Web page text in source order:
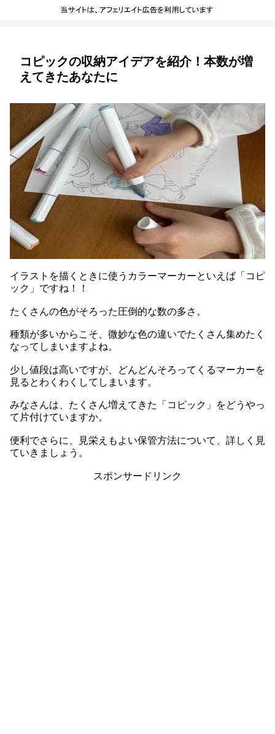
コピックの収納アイデアを紹介！本数が増
えてきたあなたに
イラストを描くときに使うカラーマーカーといえば「コピ
ック」ですね！！
たくさんの色がそろった圧倒的な数の多さ。
種類が多いからこそ、微妙な色の違いでたくさん集めたく
なってしまいますよね。
少し値段は高いですが、どんどんそろってくるマーカーを
見るとわくわくしてしまいます。
みなさんは、たくさん増えてきた「コピック」をどうやっ
て片付けていますか。
便利でさらに、見栄えもよい保管方法について、詳しく見
ていきましょう。
スポンサードリンク